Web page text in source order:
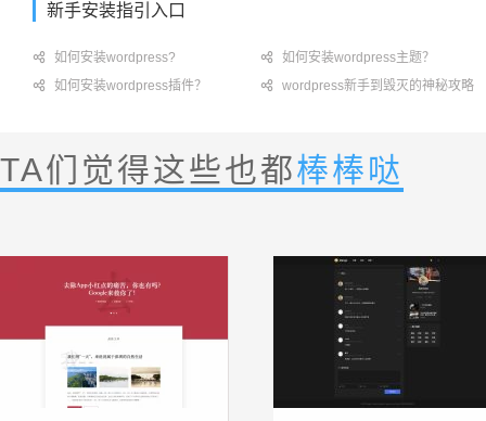
新手安装指引入口
 如何安装wordpress?  如何安装wordpress主题？
 如何安装wordpress插件？  wordpress新手到毁灭的神秘攻略
TA们觉得这些也都棒棒哒